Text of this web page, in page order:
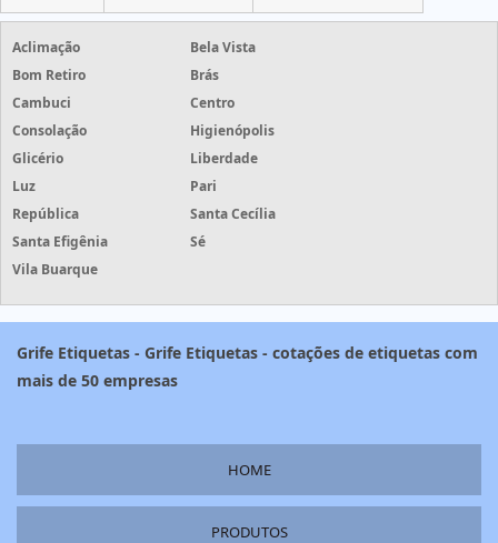
Aclimação
Bela Vista
Bom Retiro
Brás
Cambuci
Centro
Consolação
Higienópolis
Glicério
Liberdade
Luz
Pari
República
Santa Cecília
Santa Efigênia
Sé
Vila Buarque
Grife Etiquetas - Grife Etiquetas - cotações de etiquetas com
mais de 50 empresas
HOME
PRODUTOS